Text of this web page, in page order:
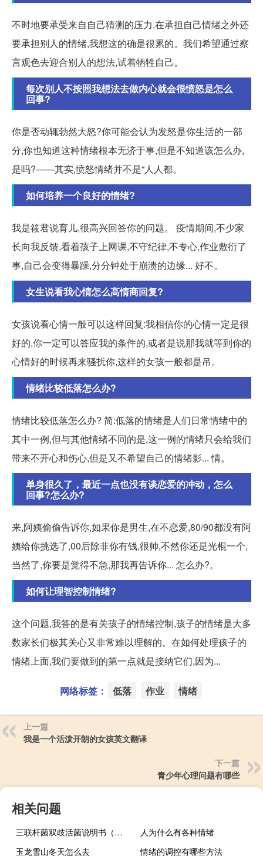
不时地要承受来自自己猜测的压力,在承担自己情绪之外还
要承担别人的情绪,我想这的确是很累的。我们希望通过察
言观色去迎合别人的想法,试着牺牲自己。
每次别人不按照我想法去做内心就会很愤怒是怎么
回事?
你是否动辄勃然大怒?你可能会认为发怒是你生活的一部
分,你也知道这种情绪根本无济于事,但是不知道该怎么办,
是吗?——其实,愤怒情绪并不是“人人都。
如何培养一个良好的情绪?
我是筱君说育儿,很高兴回答你的问题。 疫情期间,不少家
长向我反馈,看着孩子上网课,不守纪律,不专心,作业敷衍了
事,自己会变得暴躁,分分钟处于崩溃的边缘... 好不。
女生说看我心情怎么高情商回复?
女孩说看心情一般可以这样回复:我相信你的心情一定是很
好的,你一定可以答应我的条件的,或者是说那我就等到你的
心情好的时候再来骚扰你,这样的女孩一般都是吊。
情绪比较低落怎么办?
情绪比较低落怎么办? 简:低落的情绪是人们日常情绪中的
其中一例,但与其他情绪不同的是,这一例的情绪只会给我们
带来不开心和伤心,但是又不希望自己的情绪影... 情。
单身很久了，最近一点也没有谈恋爱的冲动，怎么
回事?怎么办?
来,阿姨偷偷告诉你,如果你是男生,在不恋爱,80/90都没有阿
姨给你挑选了,00后除非你有钱,很帅,不然你还是光棍一个,
当然了,你要是觉得不急,那我再告诉你... 怎么办?。
如何让理智控制情绪?
这个问题,我答的是有关孩子的情绪控制,孩子的情绪是大多
数家长们极其关心又非常难以理解的。在如何处理孩子的
情绪上面,我们要做到的第一点就是接纳它们,因为...
网络标签： 低落 作业 情绪
上一篇
我是一个活泼开朗的女孩英文翻译
下一篇
青少年心理问题有哪些
相关问题
三联杆菌双歧活菌说明书（金双歧杆菌三联菌说明书）
人为什么有各种情绪
玉龙雪山冬天怎么去
情绪的调控有哪些方法